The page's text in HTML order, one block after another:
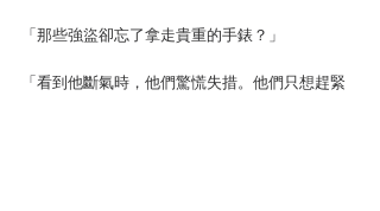
「那些強盜卻忘了拿走貴重的手錶？」
「看到他斷氣時，他們驚慌失措。他們只想趕緊